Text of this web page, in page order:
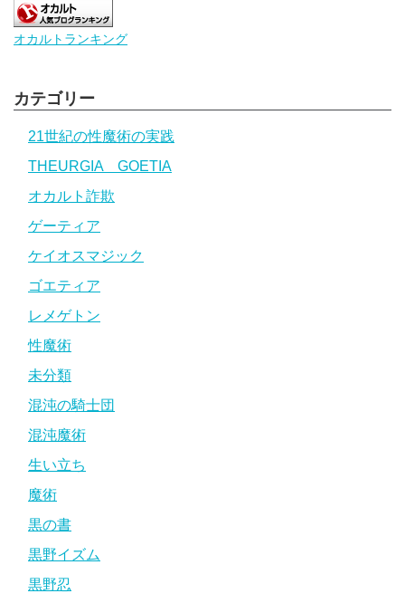
オカルトランキング
カテゴリー
21世紀の性魔術の実践
THEURGIA GOETIA
オカルト詐欺
ゲーティア
ケイオスマジック
ゴエティア
レメゲトン
性魔術
未分類
混沌の騎士団
混沌魔術
生い立ち
魔術
黒の書
黒野イズム
黒野忍